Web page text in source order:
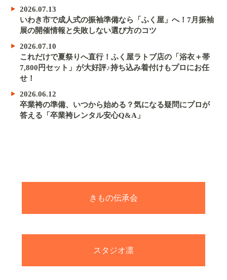
2026.07.13
いわき市で成人式の振袖準備なら「ふく屋」へ！7月振袖
展の開催情報と失敗しない選び方のコツ
2026.07.10
これだけで夏祭りへ直行！ふく屋ラトブ店の「浴衣＋帯
7,800円セット」が大好評♪持ち込み着付けもプロにお任
せ！
2026.06.12
卒業袴の準備、いつから始める？気になる疑問にプロが
答える「卒業袴レンタル安心Q&A」
きもの伝承会
スタジオ凛